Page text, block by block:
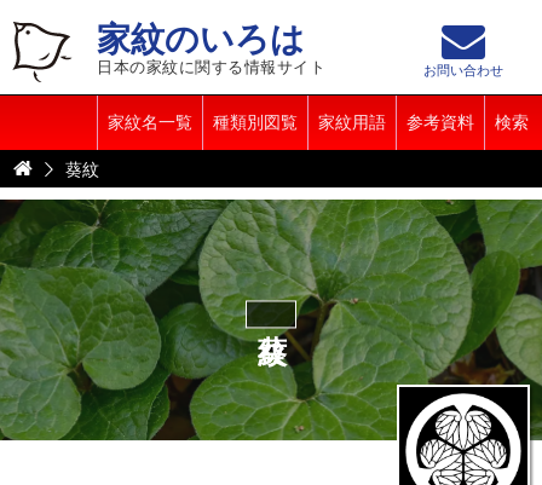
家紋のいろは
日本の家紋に関する情報サイト
家紋名一覧 種類別図覧 家紋用語 参考資料 検索
お問い合わせ
葵紋